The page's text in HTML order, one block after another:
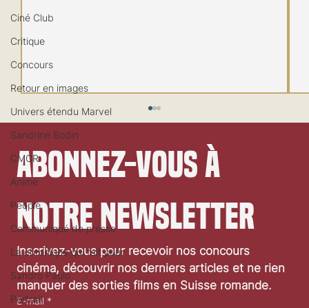
Ciné Club
Critique
Concours
Retour en images
Univers étendu Marvel
Sandrine Bodin
CMCR
Anime
People
Communiqué de presse
La chronique qui fait peur
Sandro Paulo
Portrait
Abonnez-vous à
notre newsletter
Inscrivez-vous pour recevoir nos concours
cinéma, découvrir nos derniers articles et ne rien
manquer des sorties films en Suisse romande.
E-mail *